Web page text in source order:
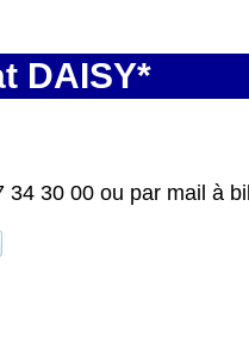
DAISY*
30 00 ou par mail à